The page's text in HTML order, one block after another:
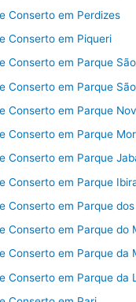
Conserto em Perdizes
Conserto em Piqueri
Conserto em Parque
Conserto em Parque
Conserto em Parque
Conserto em Parque
Conserto em Parque
Conserto em Parque
Conserto em Parque
Conserto em Parque do
Conserto em Parque da
Conserto em Parque da